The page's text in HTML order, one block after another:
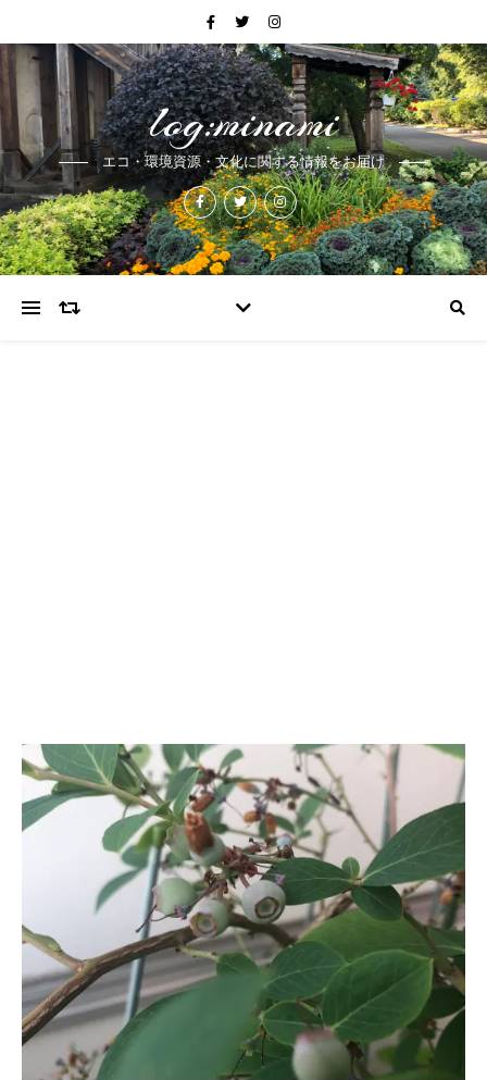
log:minami
エコ・環境資源・文化に関する情報をお届け